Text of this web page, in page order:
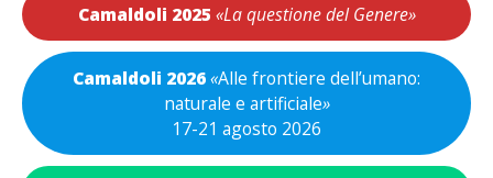
Camaldoli 2025 «La questione del Genere»
Camaldoli 2026«Alle frontiere dell’umano:
naturale e artificiale»
17-21 agosto 2026